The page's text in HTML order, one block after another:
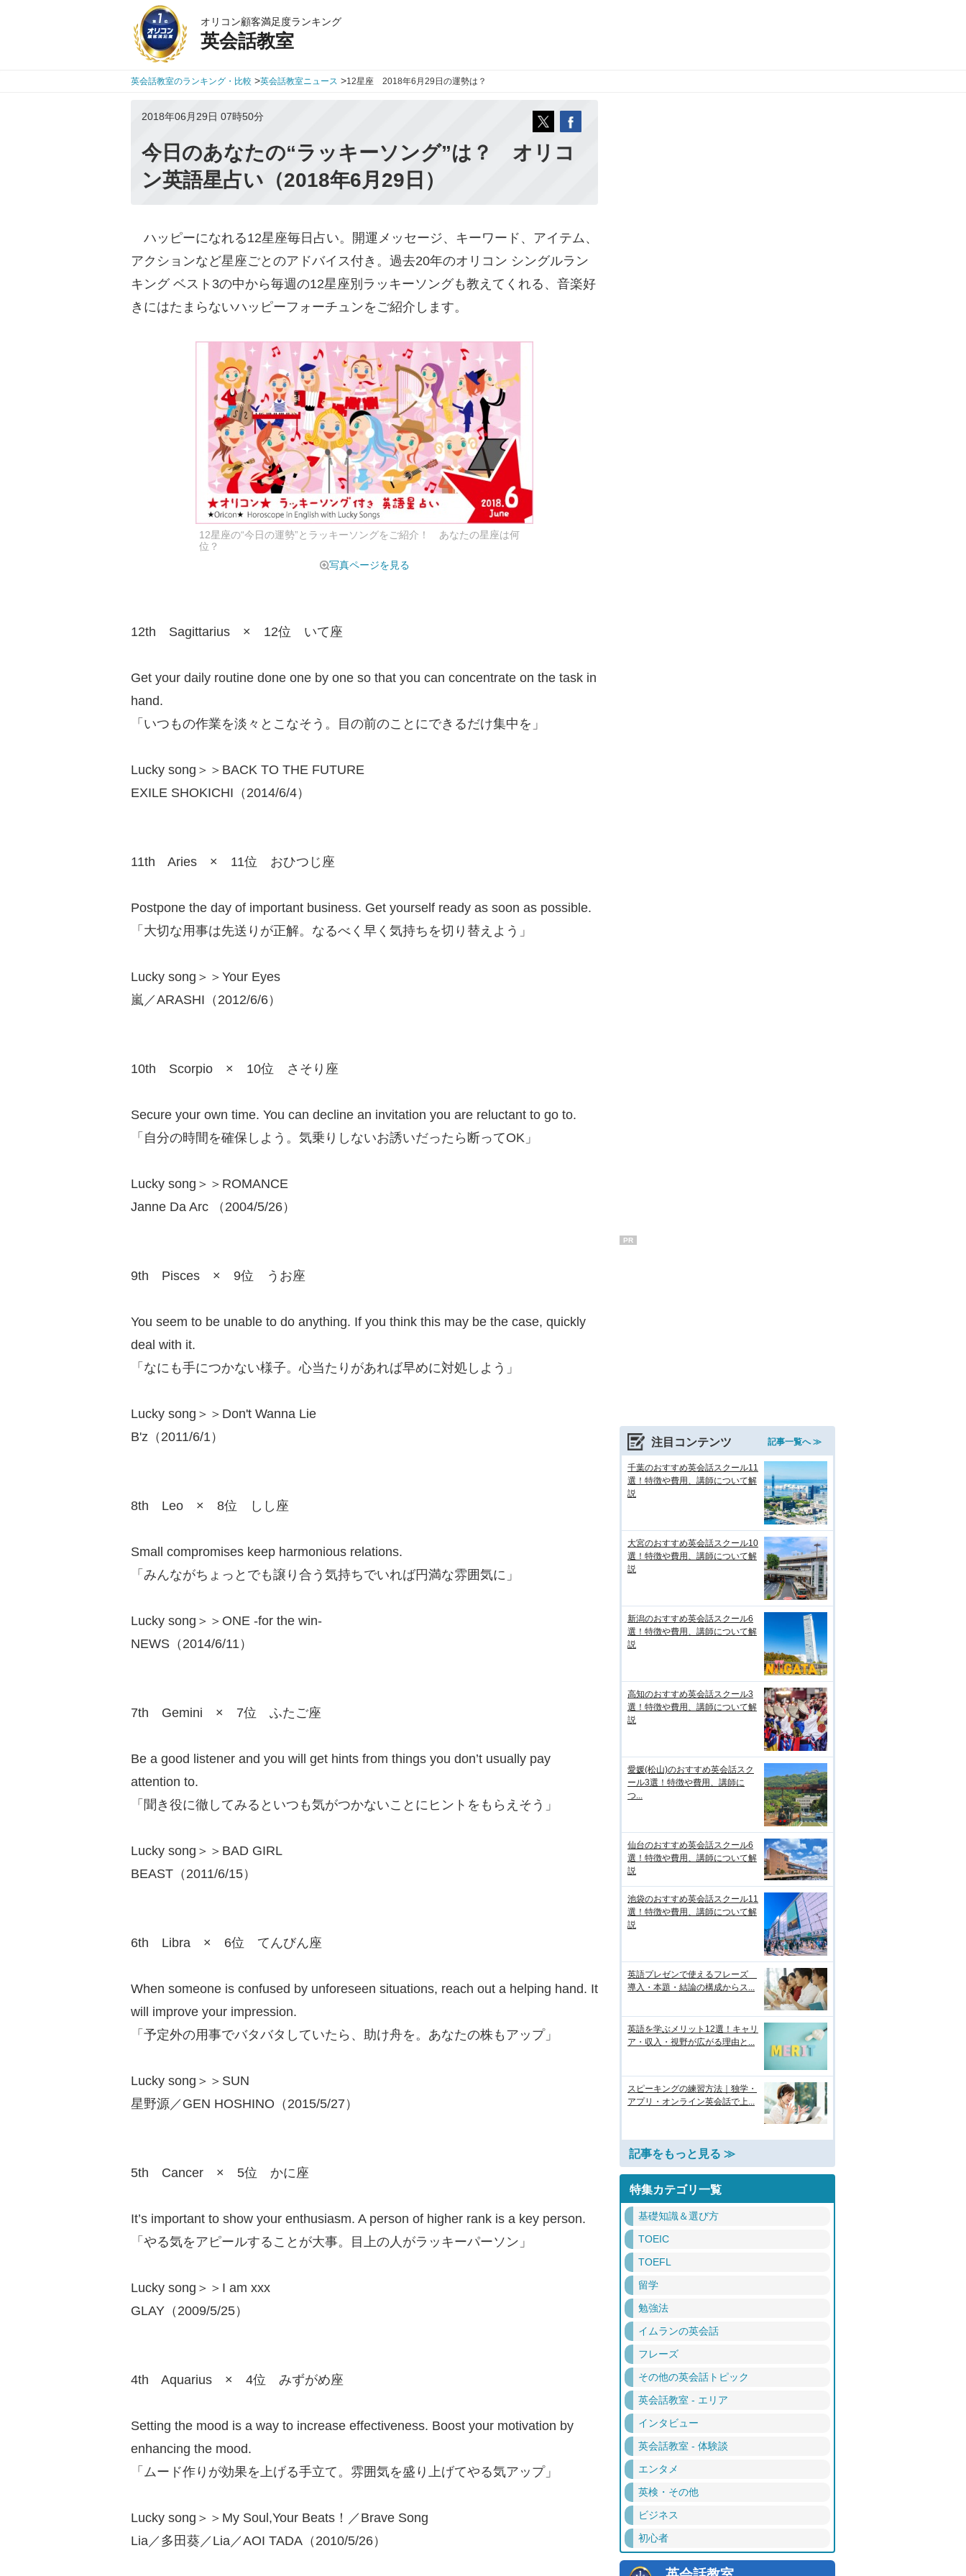
オリコン顧客満足度ランキング
英会話教室
英会話教室のランキング・比較 >英会話教室ニュース >12星座 2018年6月29日の運勢は？
2018年06月29日 07時50分
今日のあなたの“ラッキーソング”は？ オリコ
ン英語星占い（2018年6月29日）
ハッピーになれる12星座毎日占い。開運メッセージ、キーワード、アイテム、
アクションなど星座ごとのアドバイス付き。過去20年のオリコン シングルラン
キング ベスト3の中から毎週の12星座別ラッキーソングも教えてくれる、音楽好
きにはたまらないハッピーフォーチュンをご紹介します。
12星座の“今日の運勢”とラッキーソングをご紹介！ あなたの星座は何
位？
写真ページを見る
12th Sagittarius × 12位 いて座
Get your daily routine done one by one so that you can concentrate on the task in
hand.
「いつもの作業を淡々とこなそう。目の前のことにできるだけ集中を」
Lucky song＞＞BACK TO THE FUTURE
EXILE SHOKICHI（2014/6/4）
11th Aries × 11位 おひつじ座
Postpone the day of important business. Get yourself ready as soon as possible.
「大切な用事は先送りが正解。なるべく早く気持ちを切り替えよう」
Lucky song＞＞Your Eyes
嵐／ARASHI（2012/6/6）
10th Scorpio × 10位 さそり座
Secure your own time. You can decline an invitation you are reluctant to go to.
「自分の時間を確保しよう。気乗りしないお誘いだったら断ってOK」
Lucky song＞＞ROMANCE
Janne Da Arc （2004/5/26）
9th Pisces × 9位 うお座
You seem to be unable to do anything. If you think this may be the case, quickly
deal with it.
「なにも手につかない様子。心当たりがあれば早めに対処しよう」
Lucky song＞＞Don't Wanna Lie
B'z（2011/6/1）
8th Leo × 8位 しし座
Small compromises keep harmonious relations.
「みんながちょっとでも譲り合う気持ちでいれば円満な雰囲気に」
Lucky song＞＞ONE -for the win-
NEWS（2014/6/11）
7th Gemini × 7位 ふたご座
Be a good listener and you will get hints from things you don’t usually pay
attention to.
「聞き役に徹してみるといつも気がつかないことにヒントをもらえそう」
Lucky song＞＞BAD GIRL
BEAST（2011/6/15）
6th Libra × 6位 てんびん座
When someone is confused by unforeseen situations, reach out a helping hand. It
will improve your impression.
「予定外の用事でバタバタしていたら、助け舟を。あなたの株もアップ」
Lucky song＞＞SUN
星野源／GEN HOSHINO（2015/5/27）
5th Cancer × 5位 かに座
It’s important to show your enthusiasm. A person of higher rank is a key person.
「やる気をアピールすることが大事。目上の人がラッキーパーソン」
Lucky song＞＞I am xxx
GLAY（2009/5/25）
4th Aquarius × 4位 みずがめ座
Setting the mood is a way to increase effectiveness. Boost your motivation by
enhancing the mood.
「ムード作りが効果を上げる手立て。雰囲気を盛り上げてやる気アップ」
Lucky song＞＞My Soul,Your Beats！／Brave Song
Lia／多田葵／Lia／AOI TADA（2010/5/26）
PR
注目コンテンツ 記事一覧へ ≫
千葉のおすすめ英会話スクール11
選！特徴や費用、講師について解
説
大宮のおすすめ英会話スクール10
選！特徴や費用、講師について解
説
新潟のおすすめ英会話スクール6
選！特徴や費用、講師について解
説
高知のおすすめ英会話スクール3
選！特徴や費用、講師について解
説
愛媛(松山)のおすすめ英会話スク
ール3選！特徴や費用、講師に
つ...
仙台のおすすめ英会話スクール6
選！特徴や費用、講師について解
説
池袋のおすすめ英会話スクール11
選！特徴や費用、講師について解
説
英語プレゼンで使えるフレーズ
導入・本題・結論の構成からス...
英語を学ぶメリット12選！キャリ
ア・収入・視野が広がる理由と...
スピーキングの練習方法｜独学・
アプリ・オンライン英会話で上...
記事をもっと見る ≫
特集カテゴリ一覧
基礎知識＆選び方
TOEIC
TOEFL
留学
勉強法
イムランの英会話
フレーズ
その他の英会話トピック
英会話教室 - エリア
インタビュー
英会話教室 - 体験談
エンタメ
英検・その他
ビジネス
初心者